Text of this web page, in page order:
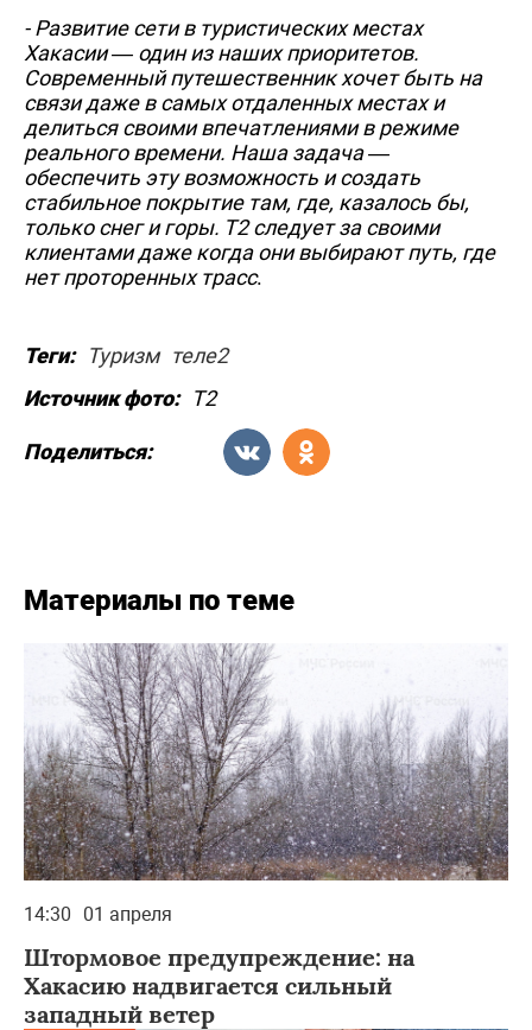
- Развитие сети в туристических местах
Хакасии — один из наших приоритетов.
Современный путешественник хочет быть на
связи даже в самых отдаленных местах и
делиться своими впечатлениями в режиме
реального времени. Наша задача —
обеспечить эту возможность и создать
стабильное покрытие там, где, казалось бы,
только снег и горы. Т2 следует за своими
клиентами даже когда они выбирают путь, где
нет проторенных трасс.
Теги: Туризм теле2
Источник фото:
Т2
Поделиться:
Материалы по теме
14:30 01 апреля
Штормовое предупреждение: на
Хакасию надвигается сильный
западный ветер